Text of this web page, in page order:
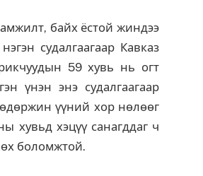
байх ёстой жиндээ
судалгаагаар Кавказ
59 хувь нь огт
үнэн энэ судалгаагаар
үүний хор нөлөөг
хувьд хэцүү санагддаг ч
боломжтой.